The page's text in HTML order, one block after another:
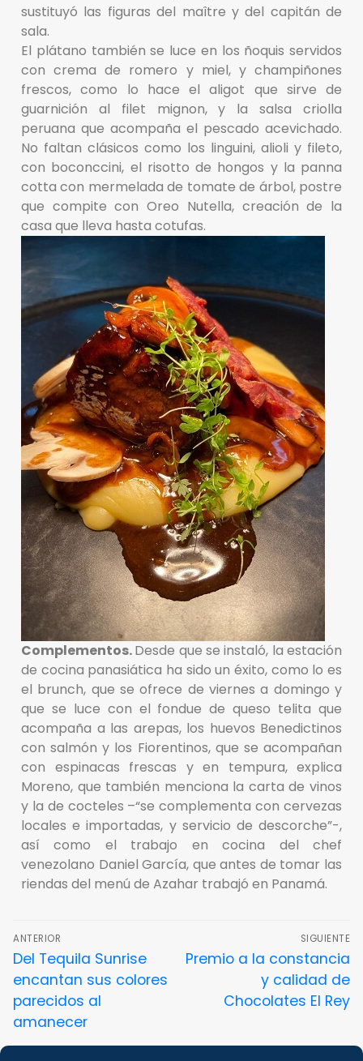
sustituyó las figuras del maître y del capitán de
sala.
El plátano también se luce en los ñoquis servidos
con crema de romero y miel, y champiñones
frescos, como lo hace el aligot que sirve de
guarnición al filet mignon, y la salsa criolla
peruana que acompaña el pescado acevichado.
No faltan clásicos como los linguini, alioli y fileto,
con boconccini, el risotto de hongos y la panna
cotta con mermelada de tomate de árbol, postre
que compite con Oreo Nutella, creación de la
casa que lleva hasta cotufas.
Complementos.Desde que se instaló, la estación
de cocina panasiática ha sido un éxito, como lo es
el brunch, que se ofrece de viernes a domingo y
que se luce con el fondue de queso telita que
acompaña a las arepas, los huevos Benedictinos
con salmón y los Fiorentinos, que se acompañan
con espinacas frescas y en tempura, explica
Moreno, que también menciona la carta de vinos
y la de cocteles –“se complementa con cervezas
locales e importadas, y servicio de descorche”-,
así como el trabajo en cocina del chef
venezolano Daniel García, que antes de tomar las
riendas del menú de Azahar trabajó en Panamá.
ANTERIOR
Del Tequila Sunrise
encantan sus colores
parecidos al
amanecer
SIGUIENTE
Premio a la constancia
y calidad de
Chocolates El Rey